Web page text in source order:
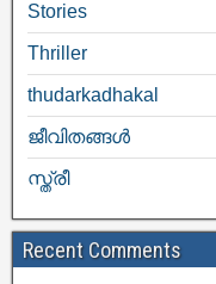
Stories
Thriller
thudarkadhakal
ജീവിതങ്ങള്‍
സ്ത്രീ
Recent Comments